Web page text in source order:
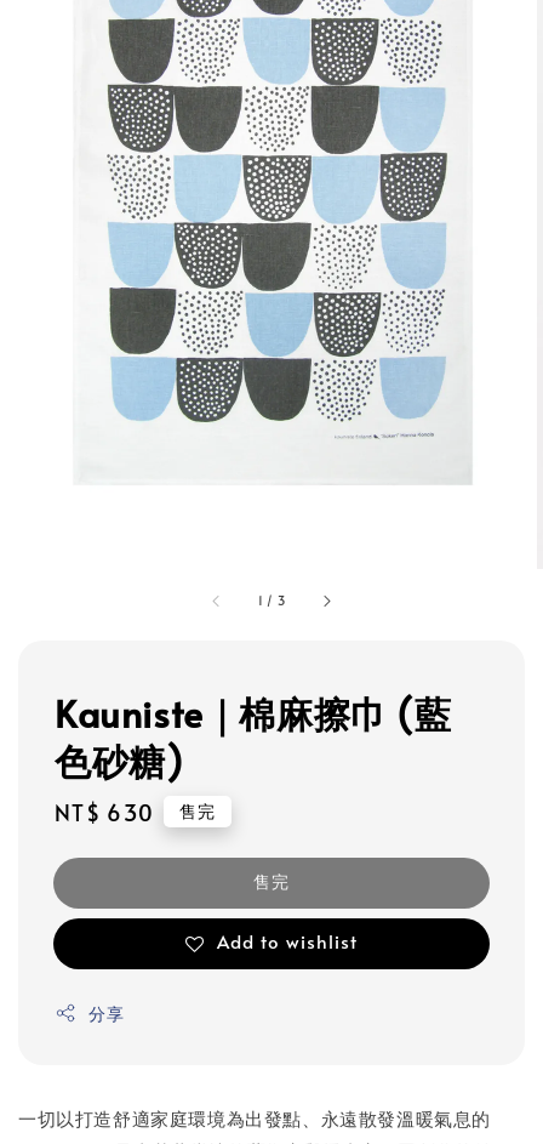
1 / 3
Kauniste｜棉麻擦巾 (藍
色砂糖)
Regular
NT$ 630 售完
售完
Add to wishlist
分享
一切以打造舒適家庭環境為出發點、永遠散發溫暖氣息的